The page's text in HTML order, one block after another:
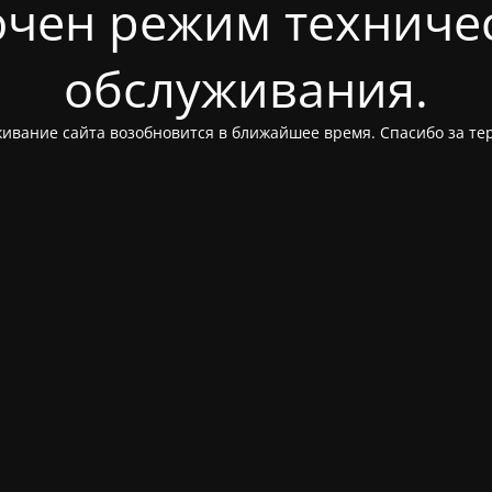
режим
обслуживания.
сайта возобновится в ближайшее время. Спасибо за